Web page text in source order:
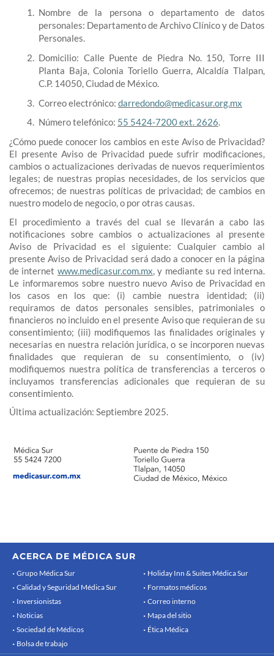
Nombre de la persona o departamento de datos
personales: Departamento de Archivo Clínico y de Datos
Personales.
Domicilio: Calle Puente de Piedra No. 150, Torre III
Planta Baja, Colonia Toriello Guerra, Alcaldía Tlalpan,
C.P. 14050, Ciudad de México.
Correo electrónico: darredondo@medicasur.org.mx
Número telefónico: 55 5424-7200 ext. 2626.
¿Cómo puede conocer los cambios en este Aviso de Privacidad?
El presente Aviso de Privacidad puede sufrir modificaciones,
cambios o actualizaciones derivadas de nuevos requerimientos
legales; de nuestras propias necesidades, de los servicios que
ofrecemos; de nuestras políticas de privacidad; de cambios en
nuestro modelo de negocio, o por otras causas.
El procedimiento a través del cual se llevarán a cabo las
notificaciones sobre cambios o actualizaciones al presente
Aviso de Privacidad es el siguiente: Cualquier cambio al
presente Aviso de Privacidad será dado a conocer en la página
de internet www.medicasur.com.mx , y mediante su red interna.
Le informaremos sobre nuestro nuevo Aviso de Privacidad en
los casos en los que: (i) cambie nuestra identidad; (ii)
requiramos de datos personales sensibles, patrimoniales o
financieros no incluido en el presente Aviso que requieran de su
consentimiento; (iii) modifiquemos las finalidades originales y
necesarias en nuestra relación jurídica, o se incorporen nuevas
finalidades que requieran de su consentimiento, o (iv)
modifiquemos nuestra política de transferencias a terceros o
incluyamos transferencias adicionales que requieran de su
consentimiento.
Última actualización: Septiembre 2025.
ACERCA DE MÉDICA SUR
Grupo Médica Sur
Calidad y Seguridad Médica Sur
Inversionistas
Noticias
Sociedad de Médicos
Bolsa de trabajo
Holiday Inn & Suites Médica Sur
Formatos médicos
Correo interno
Mapa del sitio
Ética Médica